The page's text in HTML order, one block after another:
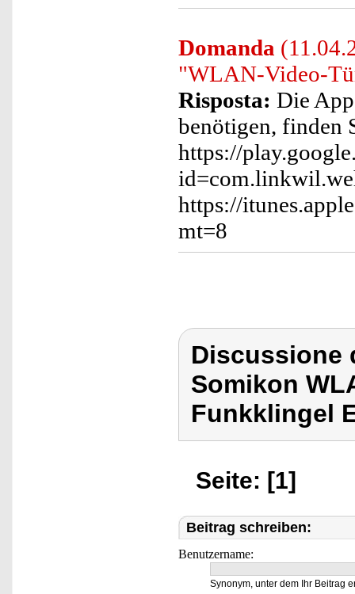
Domanda
"WLAN-Video-
Risposta: Die
benötigen, finden
https://
https://
mt=8
Discussione
Somikon
Funkklingel
Seite: [1]
Beitrag schreiben:
Benutzername:
Synonym, unter dem Ihr Beitrag